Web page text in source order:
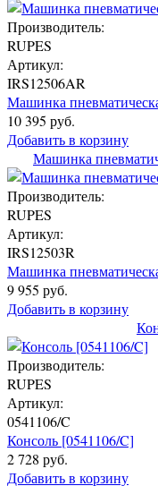
Производитель:
RUPES
Артикул:
IRS12506AR
Машинка
10 395 руб.
Добавить в корзину
Машинка
Производитель:
RUPES
Артикул:
IRS12503R
Машинка
9 955 руб.
Добавить в корзину
Производитель:
RUPES
Артикул:
0541106/C
Консоль [0541106/C]
2 728 руб.
Добавить в корзину